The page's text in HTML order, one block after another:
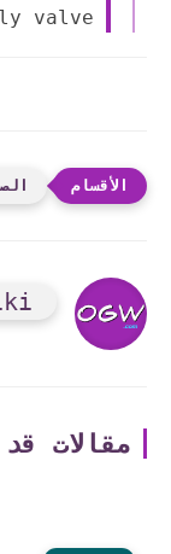
valve
مقالات